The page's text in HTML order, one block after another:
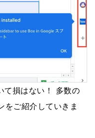
て損はない！ 多数の
をご紹介していきま